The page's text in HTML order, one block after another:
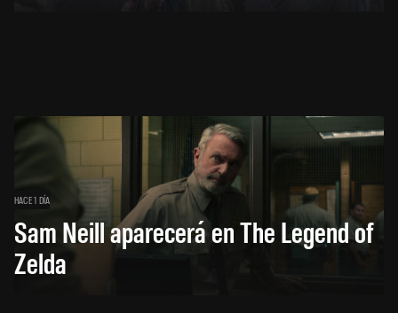
HACE 1 DÍA
Sam Neill aparecerá en The Legend of
Zelda